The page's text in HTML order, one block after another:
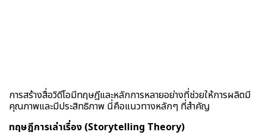
การสร้างสื่อวิดีโอมีทฤษฎีและหลักการหลายอย่างที่ช่วยให้การผลิตมี
คุณภาพและมีประสิทธิภาพ นี่คือแนวทางหลักๆ ที่สำคัญ
ทฤษฎีการเล่าเรื่อง (Storytelling Theory)